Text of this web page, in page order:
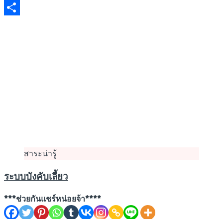
Email
สาระน่ารู้
ระบบบังคับเลี้ยว
***ช่วยกันแชร์หน่อยจ้า****